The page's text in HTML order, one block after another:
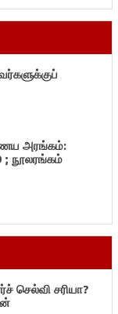
அரங்கம்:
; நூலரங்கம்
செல்வி சரியா?